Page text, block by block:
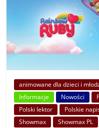
animowane dla dzieci i
Informacje
Nowości
Polski lektor
Polskie
Showmax
Showmax PL